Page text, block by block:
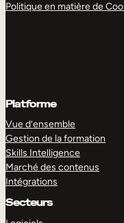
Politique en matière de
Platforme
Vue d’ensemble
Gestion de la formation
Skills Intelligence
Marché des contenus
Intégrations
Secteurs